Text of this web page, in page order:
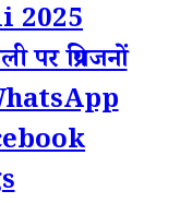
2025
प्रियजनों